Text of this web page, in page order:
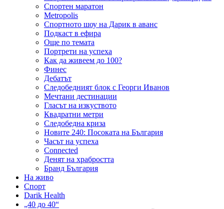
Спортен маратон
Metropolis
Спортното шоу на Дарик в аванс
Подкаст в ефира
Още по темата
Портрети на успеха
Как да живеем до 100?
Финес
Дебатът
Следобедният блок с Георги Иванов
Мечтани дестинации
Гласът на изкуството
Квадратни метри
Следобедна криза
Новите 240: Посоката на България
Часът на успеха
Connected
Денят на храбростта
Бранд България
На живо
Спорт
Darik Health
„40 до 40“